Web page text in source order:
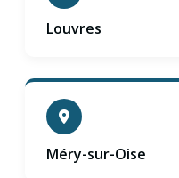
Louvres
Méry-sur-Oise